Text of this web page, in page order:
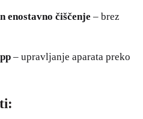
enostavno čiščenje – brez
– upravljanje aparata preko